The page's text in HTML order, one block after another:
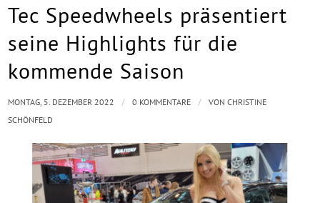
Tec Speedwheels präsentiert
seine Highlights für die
kommende Saison
MONTAG, 5. DEZEMBER 2022 / 0 KOMMENTARE / VONCHRISTINE
SCHÖNFELD